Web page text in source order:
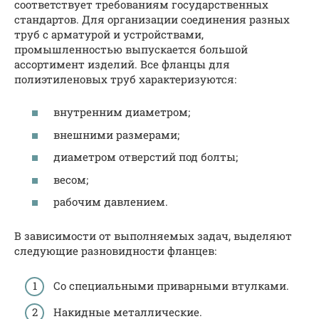
соответствует требованиям государственных
стандартов. Для организации соединения разных
труб с арматурой и устройствами,
промышленностью выпускается большой
ассортимент изделий. Все фланцы для
полиэтиленовых труб характеризуются:
внутренним диаметром;
внешними размерами;
диаметром отверстий под болты;
весом;
рабочим давлением.
В зависимости от выполняемых задач, выделяют
следующие разновидности фланцев:
Со специальными приварными втулками.
Накидные металлические.